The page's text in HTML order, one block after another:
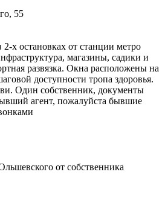
55
х остановках от станции метро
магазины, садики и
развязка. Окна расположены на
доступности тропа здоровья.
Один собственник, документы
агент, пожалуйста бывшие
от собственника